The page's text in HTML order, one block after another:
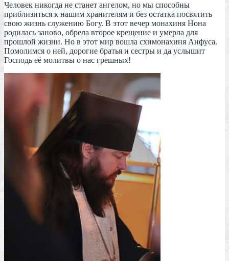
Человек никогда не станет ангелом, но мы способны
приблизиться к нашим хранителям и без остатка посвятить
свою жизнь служению Богу. В этот вечер монахиня Нона
родилась заново, обрела второе крещение и умерла для
прошлой жизни. Но в этот мир вошла схимонахиня Анфуса.
Помолимся о ней, дорогие братья и сестры и да услышит
Господь её молитвы о нас грешных!